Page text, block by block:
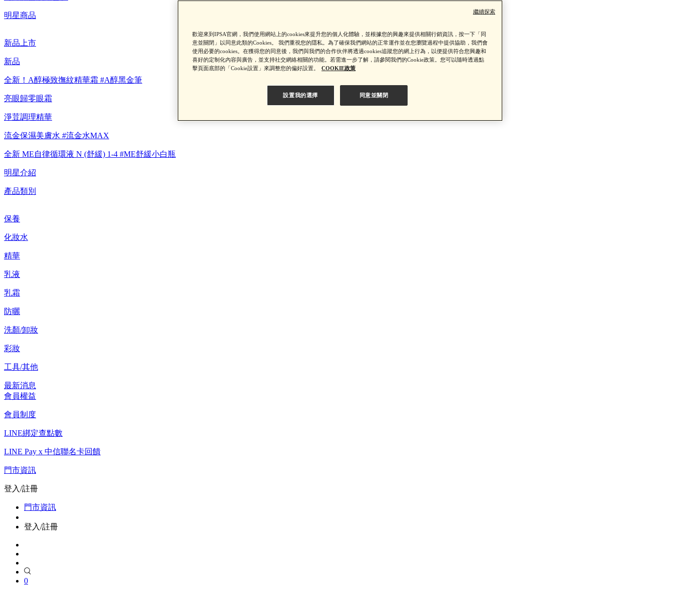
【8/4-8/9 新客LINE購物導購滿$2,000送100點LINE POINTS！】▼點我了解詳情
【8/4-8/9 滿額享好禮▼點我了解詳情】
明星商品
新品上市
新品
全新！A醇極致撫紋精華霜 #A醇黑金筆
亮眼歸零眼霜
淨荳調理精華
流金保濕美膚水 #流金水MAX
全新 ME自律循環液 N (舒緩) 1-4 #ME舒緩小白瓶
明星介紹
產品類別
保養
化妝水
精華
乳液
乳霜
防曬
洗顏/卸妝
彩妝
工具/其他
最新消息
會員權益
會員制度
LINE綁定查點數
LINE Pay x 中信聯名卡回饋
門市資訊
登入/註冊
門市資訊
登入/註冊
0
歡迎來到IPSA官網，我們使用網站上的cookies來提升您的個人化體驗，並根據您的興趣來提供相關行銷資訊，按一下「同
意並關閉」以同意此類的Cookies。 我們重視您的隱私。為了確保我們網站的正常運作並在您瀏覽過程中提供協助，我們會
使用必要的cookies。在獲得您的同意後，我們與我們的合作伙伴將透過cookies追蹤您的網上行為，以便提供符合您興趣和
喜好的定制化內容與廣告，並支持社交網絡相關的功能。若需進一步了解，請參閱我們的Cookie政策。您可以隨時透過點
擊頁面底部的「Cookie設置」來調整您的偏好設置。
COOKIE政策
設置我的選擇 同意並關閉
繼續探索